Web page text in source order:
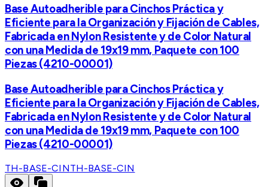
Base Autoadherible para Cinchos Práctica y
Eficiente para la Organización y Fijación de Cables,
Fabricada en Nylon Resistente y de Color Natural
con una Medida de 19x19 mm, Paquete con 100
Piezas (4210-00001)
Base Autoadherible para Cinchos Práctica y
Eficiente para la Organización y Fijación de Cables,
Fabricada en Nylon Resistente y de Color Natural
con una Medida de 19x19 mm, Paquete con 100
Piezas (4210-00001)
TH-BASE-CINTH-BASE-CIN